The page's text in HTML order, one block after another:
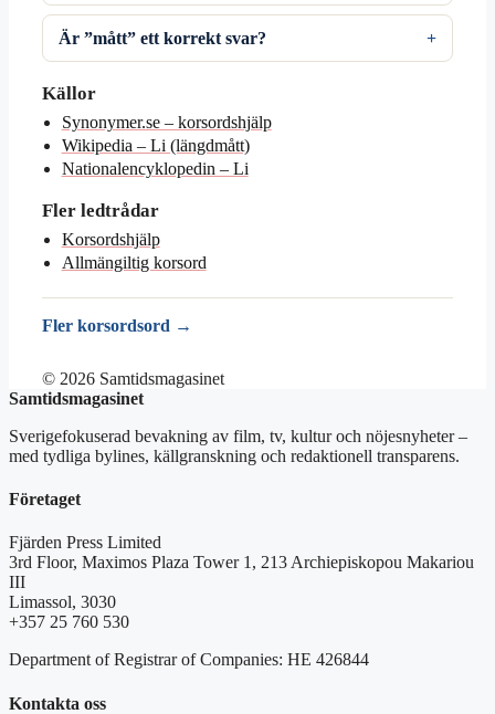
Är ”mått” ett korrekt svar?
Källor
Synonymer.se – korsordshjälp
Wikipedia – Li (längdmått)
Nationalencyklopedin – Li
Fler ledtrådar
Korsordshjälp
Allmängiltig korsord
Fler korsordsord →
© 2026 Samtidsmagasinet
Samtidsmagasinet
Sverigefokuserad bevakning av film, tv, kultur och nöjesnyheter –
med tydliga bylines, källgranskning och redaktionell transparens.
Företaget
Fjärden Press Limited
3rd Floor, Maximos Plaza Tower 1, 213 Archiepiskopou Makariou
III
Limassol, 3030
+357 25 760 530
Department of Registrar of Companies: HE 426844
Kontakta oss